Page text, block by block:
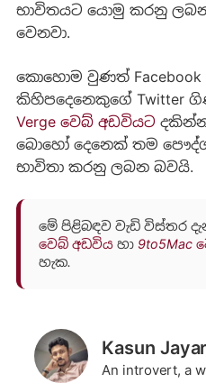
භාවිතයට යොමු කරනු
වෙනවා.
කොහොම වුණත් Facebook
කිහිපදෙනෙකුගේ Twitter
Verge වෙබ් අඩවියට
බොහෝ දෙනෙක් තම
භාවිතා කරනු ලබන බවයි.
මේ පිළිබඳව වැඩි විස්තර
වෙබ් අඩවියහා 9to5Mac
හැක.
Kasun
An introvert, a